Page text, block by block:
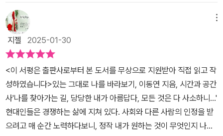
은 의지가 담겨있다. 그는 대지, 그것만으로 만족한다. 우리 삶 역시
수많은 유혹과 장애물이 있지만 열린 길에 대한 생각이 필요하다. 우
리가 걸을 수 있는 대지로 만족한다면 무엇을 만나든 무엇을 행하든
서로에 의미가 있고 공존한다는 사실을 깨닫게 될 것이다. 이제 나만
의 오아시스를 만날 시간이다.
물질적 수단으로 행복을 찾습니다.비싼 명품을 가지면 다른 사람들의
부러움을 받으면서 자신의 가치가 명품처럼 올라간다고 생각하는 것
입니다.행복해지고 평화로워지는 방법을 가르쳐주는 수단은 많지만
그것은 마치 행복이라는 열쇠를 만들어 파는 것과 같습니다.어떤 특
별한 이유가 없어도 우리는 행복해질 수 있습니다. 행복의 조건을 포
기하면 됩니다. 행복해진다고 하는 방법론에 집착하지 말아야 합니
다.행복에는 조건이 없습니다. 행복할 수 있다는 기준은 누가 정했을
까요? 우리는 스스로 조건을 만들어 자기 행복의 발목을 잡습니다.우
리의 행복은 자연스러운 상태와 가장 가까워질 때 커지는 속성이 있
나도 마음을 많이 다쳤었나보다. 사람들의 반응에도 이전보다 훨씬
예민하고 촉각을 세운다. 그래서 내가 나를 다스리고 나를 그대로 바
라보는 연습이 부던히 필요하다.매일 쳇바퀴 돌아가는 일상에 계획은
계속 세운다. 하지만 계획이 열가지라고 하면 한가지도 될까말까였
다. 여러 상황들에 의해 지켜지지 않은 것도 많다. 이제는 조금만 더
한템포 느리게 달렸다면 경보정도는 하는걸로 바꾸며 너무 용쓰며 살
지 않기로ㅎㅎ 챗GPT에게 용쓰지 않고 살려면 어떻게 해야하냐고
물어봤더니 내가 할 수 있는만큼만 노력하라고 했다. P. 248~249
인생을 자기 힘으로 쟁취한 것으로 보는 사람은 현재는 물론 지나간
것까지 모두 자기 것으로 여기므로 차마 버리지 못하고 과도한 집착
지젤 2025-01-30
<이 서평은 출판사로부터 본 도서를 무상으로 지원받아 직접 읽고 작
성하였습니다>​​있는 그대로 나를 바라보기, 이동연 지음, 시간과 공간
사​​'나를 찾아가는 길, 당당한 내가 아름답다, 모든 것은 다 사소하니...'​
현대인들은 경쟁하는 삶에 지쳐 있다. 사회와 다른 사람의 인정을 받
으려고 매 순간 노력하다보니, 정작 내가 원하는 것이 무엇인지 나를